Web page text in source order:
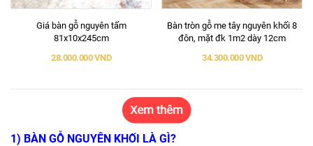
Giá bàn gỗ nguyên tấm
81x10x245cm
28.000.000 VND
Bàn tròn gỗ me tây nguyên khối 8
đôn, mặt đk 1m2 dày 12cm
34.300.000 VND
1) BÀN GỖ NGUYÊN KHỐI LÀ GÌ?